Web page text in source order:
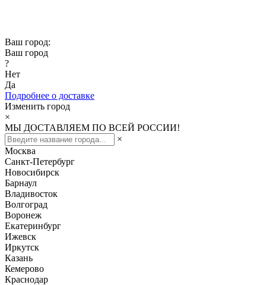
Ваш город:
Ваш город
?
Нет
Да
Подробнее о доставке
Изменить город
×
МЫ ДОСТАВЛЯЕМ ПО ВСЕЙ РОССИИ!
×
Москва
Санкт-Петербург
Новосибирск
Барнаул
Владивосток
Волгоград
Воронеж
Екатеринбург
Ижевск
Иркутск
Казань
Кемерово
Краснодар